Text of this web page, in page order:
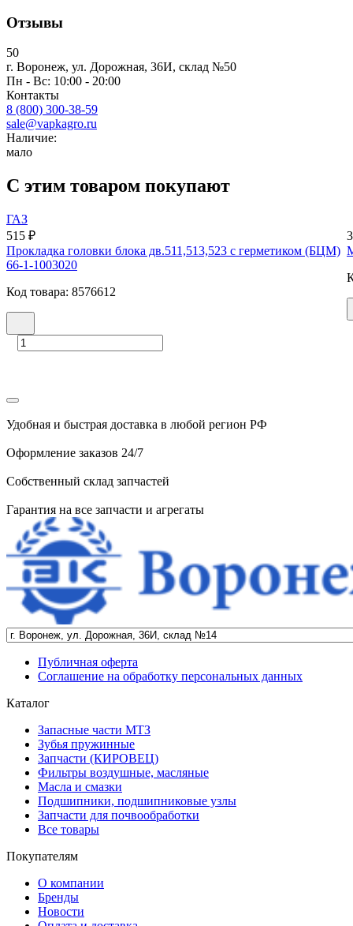
Отзывы
50
г. Воронеж, ул. Дорожная, 36И, склад №50
Пн - Вс: 10:00 - 20:00
Контакты
8 (800) 300-38-59
sale@vapkagro.ru
Наличие:
мало
С этим товаром покупают
ГАЗ
515 ₽
Прокладка головки блока дв.511,513,523 с герметиком (БЦМ)
66-1-1003020
Код товара: 8576612
Удобная и быстрая доставка в любой регион РФ
Оформление заказов 24/7
Собственный склад запчастей
Гарантия на все запчасти и агрегаты
Публичная оферта
Соглашение на обработку персональных данных
Каталог
Запасные части МТЗ
Зубья пружинные
Запчасти (КИРОВЕЦ)
Фильтры воздушные, масляные
Масла и смазки
Подшипники, подшипниковые узлы
Запчасти для почвообработки
Все товары
Покупателям
О компании
Бренды
Новости